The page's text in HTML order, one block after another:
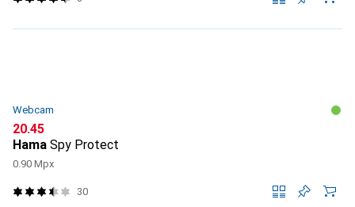
Webcam
CHF
20.45
Hama Spy Protect
0.90 Mpx
30